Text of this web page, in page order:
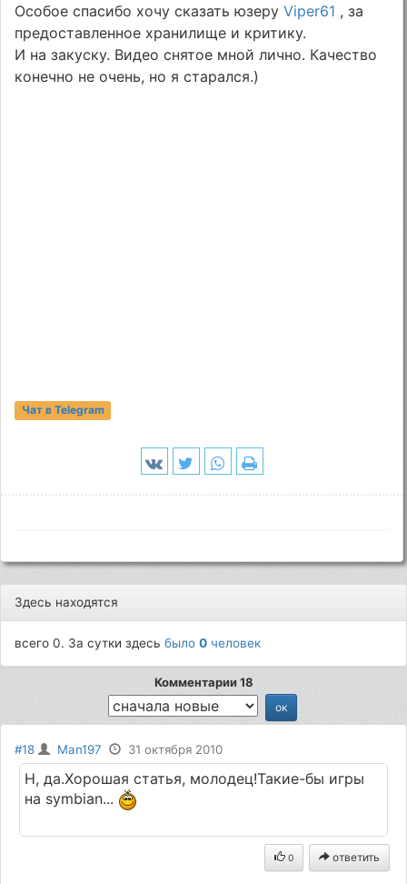
Особое спасибо хочу сказать юзеруViper61 , за
предоставленное хранилище и критику.
И на закуску. Видео снятое мной лично. Качество
конечно не очень, но я старался.)
Чат в Telegram
Здесь находятся
всего 0. За сутки здесьбыло0 человек
Комментарии 18
#18 Man197 31 октября 2010
Н, да.Хорошая статья, молодец!Такие-бы игры
на symbiаn...
0 ответить